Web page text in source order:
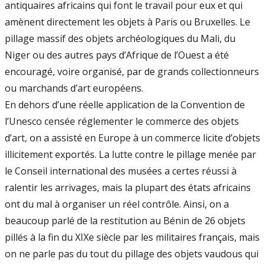
antiquaires africains qui font le travail pour eux et qui
amènent directement les objets à Paris ou Bruxelles. Le
pillage massif des objets archéologiques du Mali, du
Niger ou des autres pays d’Afrique de l’Ouest a été
encouragé, voire organisé, par de grands collectionneurs
ou marchands d’art européens.
En dehors d’une réelle application de la Convention de
l’Unesco censée réglementer le commerce des objets
d’art, on a assisté en Europe à un commerce licite d’objets
illicitement exportés. La lutte contre le pillage menée par
le Conseil international des musées a certes réussi à
ralentir les arrivages, mais la plupart des états africains
ont du mal à organiser un réel contrôle. Ainsi, on a
beaucoup parlé de la restitution au Bénin de 26 objets
pillés à la fin du XIXe siècle par les militaires français, mais
on ne parle pas du tout du pillage des objets vaudous qui